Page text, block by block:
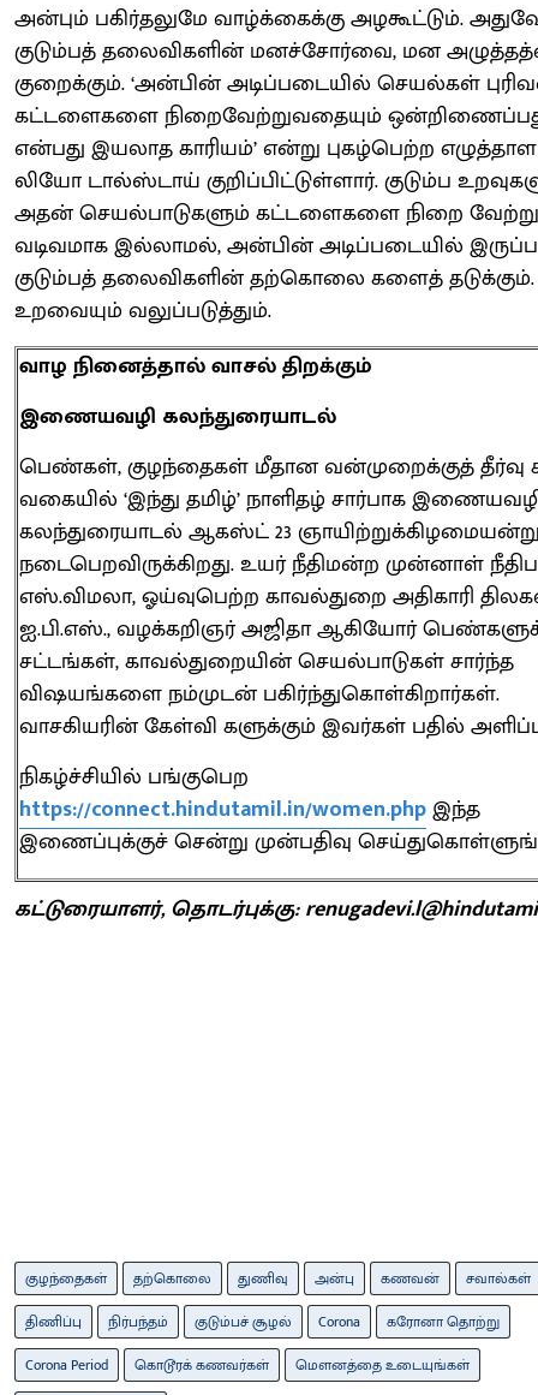
அன்பும் பகிர்தலுமே வாழ்க்கைக்கு அழகூட்டும்.
குடும்பத் தலைவிகளின் மனச்சோர்வை, மன
குறைக்கும். ‘அன்பின் அடிப்படையில் செயல்கள்
கட்டளைகளை நிறைவேற்றுவதையும்
என்பது இயலாத காரியம்’ என்று புகழ்பெற்ற
லியோ டால்ஸ்டாய் குறிப்பிட்டுள்ளார். குடும்ப
அதன் செயல்பாடுகளும் கட்டளைகளை நிறை
வடிவமாக இல்லாமல், அன்பின் அடிப்படையில்
குடும்பத் தலைவிகளின் தற்கொலை களைத் தடுக்கும்.
உறவையும் வலுப்படுத்தும்.
வாழ நினைத்தால் வாசல் திறக்கும்
இணையவழி கலந்துரையாடல்
பெண்கள், குழந்தைகள் மீதான வன்முறைக்குத் தீர்வு
வகையில் ‘இந்து தமிழ்’ நாளிதழ் சார்பாக
கலந்துரையாடல் ஆகஸ்ட் 23
நடைபெறவிருக்கிறது. உயர் நீதிமன்ற முன்னாள்
எஸ்.விமலா, ஓய்வுபெற்ற காவல்துறை அதிகாரி
ஐ.பி.எஸ்., வழக்கறிஞர் அஜிதா ஆகியோர்
சட்டங்கள், காவல்துறையின் செயல்பாடுகள் சார்ந்த
விஷயங்களை நம்முடன் பகிர்ந்துகொள்கிறார்கள்.
வாசகியரின் கேள்வி களுக்கும் இவர்கள் பதில்
நிகழ்ச்சியில் பங்குபெற
https://connect.hindutamil.in/women.phpஇந்த
இணைப்புக்குச் சென்று முன்பதிவு
கட்டுரையாளர், தொடர்புக்கு:
குழந்தைகள் தற்கொலை துணிவு அன்பு கணவன்
சவால்கள்
திணிப்பு
நிர்பந்தம் குடும்பச் சூழல் Corona
கரோனா தொற்று
Corona Period
கொடூரக் கணவர்கள்
மௌனத்தை உடையுங்கள்